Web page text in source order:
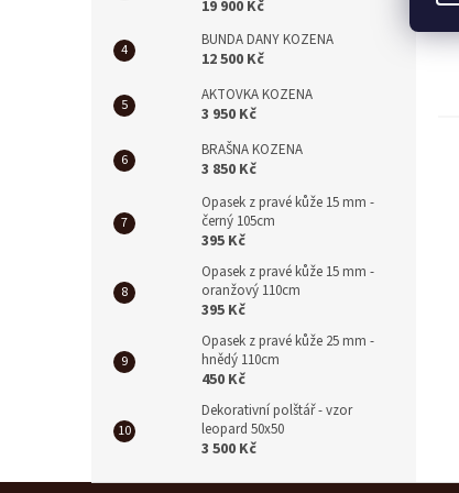
19 900 Kč
BUNDA DANY KOZENA
12 500 Kč
AKTOVKA KOZENA
3 950 Kč
BRAŠNA KOZENA
3 850 Kč
Opasek z pravé kůže 15 mm -
černý 105cm
395 Kč
Opasek z pravé kůže 15 mm -
oranžový 110cm
395 Kč
Opasek z pravé kůže 25 mm -
hnědý 110cm
450 Kč
Dekorativní polštář - vzor
leopard 50x50
3 500 Kč